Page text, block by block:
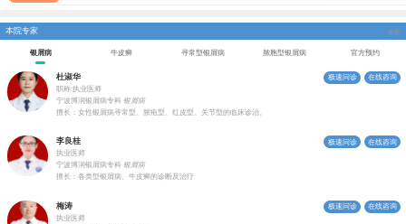
本院专家 全部
银屑病 牛皮癣 寻常型银屑病 脓胞型银屑病 官方预约
杜淑华
职称:执业医师
宁波博润银屑病专科 银屑病
擅长：女性银屑病寻常型、脓疱型、红皮型、关节型的临床诊治。
极速问诊 在线咨询
李良桂
执业医师
宁波博润银屑病专科 银屑病
擅长：各类型银屑病、牛皮癣的诊断及治疗
极速问诊 在线咨询
梅涛
执业医师
极速问诊 在线咨询